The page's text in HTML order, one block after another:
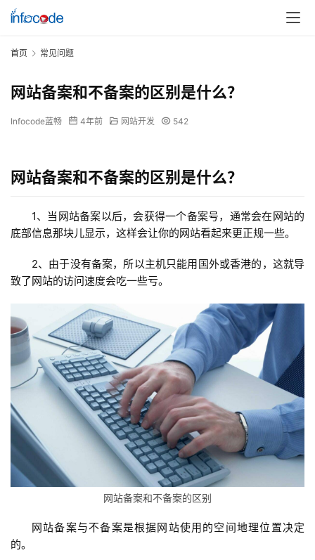
蓝
畅
首
页
开
首页 常见问题
网站备案和不备案的区别是什么？
Infocode蓝畅 4年前 网站开发 542
网站备案和不备案的区别是什么？
1、当网站备案以后，会获得一个备案号，通常会在网站的
底部信息那块儿显示，这样会让你的网站看起来更正规一些。
2、由于没有备案，所以主机只能用国外或香港的，这就导
致了网站的访问速度会吃一些亏。
网站备案和不备案的区别
网站备案与不备案是根据网站使用的空间地理位置决定
的。